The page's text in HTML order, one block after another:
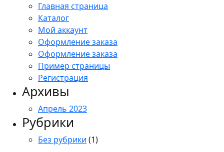
Главная страница
Каталог
Мой аккаунт
Оформление заказа
Оформление заказа
Пример страницы
Регистрация
Архивы
Апрель 2023
Рубрики
Без рубрики (1)